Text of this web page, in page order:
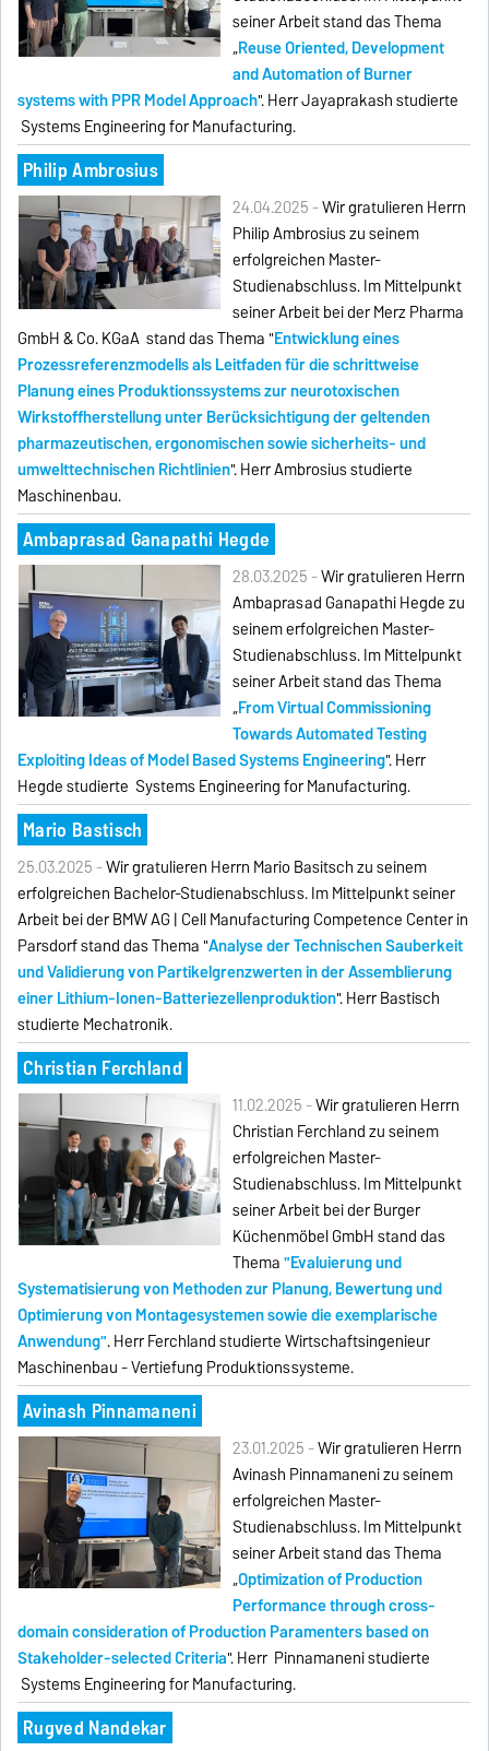
seiner Arbeit stand das Thema
„Reuse Oriented, Development
and Automation of Burner
systems with PPR Model Approach". Herr Jayaprakash studierte
Systems Engineering for Manufacturing.
Philip Ambrosius
24.04.2025 -Wir gratulieren Herrn
Philip Ambrosius zu seinem
erfolgreichen Master-
Studienabschluss. Im Mittelpunkt
seiner Arbeit bei der Merz Pharma
GmbH & Co. KGaA stand das Thema "Entwicklung eines
Prozessreferenzmodells als Leitfaden für die schrittweise
Planung eines Produktionssystems zur neurotoxischen
Wirkstoffherstellung unter Berücksichtigung der geltenden
pharmazeutischen, ergonomischen sowie sicherheits- und
umwelttechnischen Richtlinien". Herr Ambrosius studierte
Maschinenbau.
Ambaprasad Ganapathi Hegde
28.03.2025 -Wir gratulieren Herrn
Ambaprasad Ganapathi Hegde zu
seinem erfolgreichen Master-
Studienabschluss. Im Mittelpunkt
seiner Arbeit stand das Thema
„From Virtual Commissioning
Towards Automated Testing
Exploiting Ideas of Model Based Systems Engineering". Herr
Hegde studierte Systems Engineering for Manufacturing.
Mario Bastisch
25.03.2025 -Wir gratulieren Herrn Mario Basitsch zu seinem
erfolgreichen Bachelor-Studienabschluss. Im Mittelpunkt seiner
Arbeit bei der BMW AG | Cell Manufacturing Competence Center in
Parsdorf stand das Thema "Analyse der Technischen Sauberkeit
und Validierung von Partikelgrenzwerten in der Assemblierung
einer Lithium-Ionen-Batteriezellenproduktion". Herr Bastisch
studierte Mechatronik.
Christian Ferchland
11.02.2025 -Wir gratulieren Herrn
Christian Ferchland zu seinem
erfolgreichen Master-
Studienabschluss. Im Mittelpunkt
seiner Arbeit bei der Burger
Küchenmöbel GmbH stand das
Thema"Evaluierung und
Systematisierung von Methoden zur Planung, Bewertung und
Optimierung von Montagesystemen sowie die exemplarische
Anwendung". Herr Ferchland studierte Wirtschaftsingenieur
Maschinenbau - Vertiefung Produktionssysteme.
Avinash Pinnamaneni
23.01.2025 -Wir gratulieren Herrn
Avinash Pinnamaneni zu seinem
erfolgreichen Master-
Studienabschluss. Im Mittelpunkt
seiner Arbeit stand das Thema
„Optimization of Production
Performance through cross-
domain consideration of Production Paramenters based on
Stakeholder-selected Criteria". Herr Pinnamanenistudierte
Systems Engineering for Manufacturing.
Rugved Nandekar